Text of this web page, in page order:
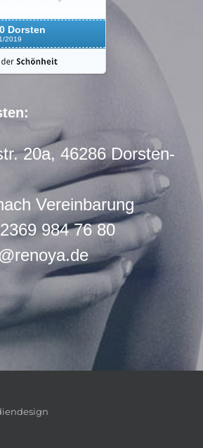
Dorsten
2019
20a, 46286 Dorsten-
Vereinbarung
984 76 80